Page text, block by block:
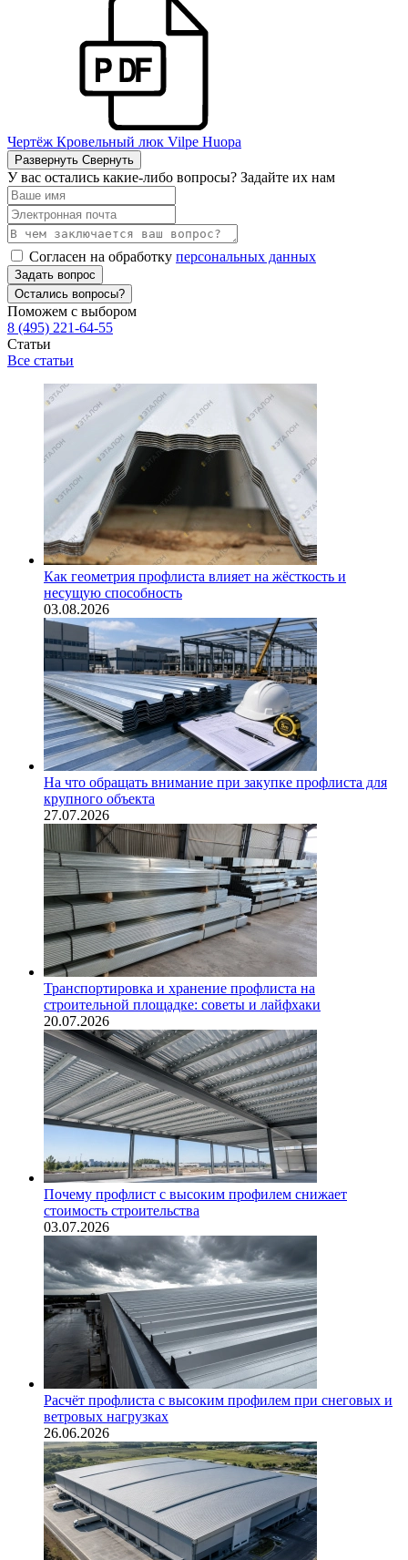
Чертёж Кровельный люк Vilpe Huopa
Развернуть Свернуть
У вас остались какие-либо вопросы? Задайте их нам
Согласен на обработку персональных данных
Задать вопрос
Остались вопросы?
Поможем с выбором
8 (495) 221-64-55
Статьи
Все статьи
Как геометрия профлиста влияет на жёсткость и
несущую способность
03.08.2026
На что обращать внимание при закупке профлиста для
крупного объекта
27.07.2026
Транспортировка и хранение профлиста на
строительной площадке: советы и лайфхаки
20.07.2026
Почему профлист с высоким профилем снижает
стоимость строительства
03.07.2026
Расчёт профлиста с высоким профилем при снеговых и
ветровых нагрузках
26.06.2026